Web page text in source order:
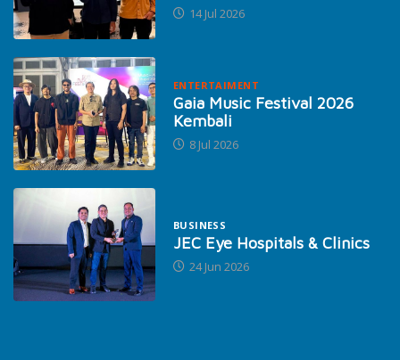
14 Jul 2026
ENTERTAIMENT
Gaia Music Festival 2026
Kembali
8 Jul 2026
BUSINESS
JEC Eye Hospitals & Clinics
24 Jun 2026